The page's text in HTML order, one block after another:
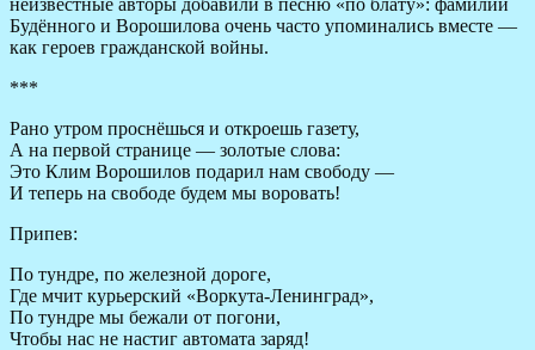
Будённого и Ворошилова очень часто упоминались вместе —
как героев гражданской войны.
***
Рано утром проснёшься и откроешь газету,
А на первой странице — золотые слова:
Это Клим Ворошилов подарил нам свободу —
И теперь на свободе будем мы воровать!
Припев:
По тундре, по железной дороге,
Где мчит курьерский «Воркута-Ленинград»,
По тундре мы бежали от погони,
Чтобы нас не настиг автомата заряд!